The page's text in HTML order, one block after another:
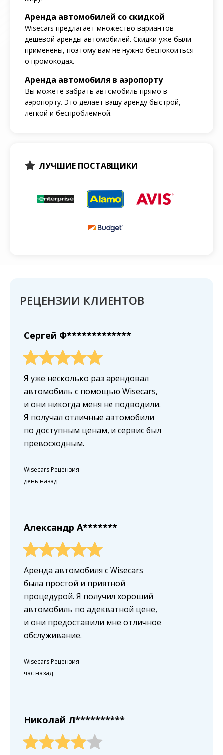
Аренда автомобилей со скидкой
Wisecars предлагает множество вариантов
дешёвой аренды автомобилей. Скидки уже были
применены, поэтому вам не нужно беспокоиться
о промокодах.
Аренда автомобиля в аэропорту
Вы можете забрать автомобиль прямо в
аэропорту. Это делает вашу аренду быстрой,
лёгкой и беспроблемной.
ЛУЧШИЕ ПОСТАВЩИКИ
РЕЦЕНЗИИ КЛИЕНТОВ
Сергей Ф*************
Я уже несколько раз арендовал
автомобиль с помощью Wisecars,
и они никогда меня не подводили.
Я получал отличные автомобили
по доступным ценам, и сервис был
превосходным.
Wisecars Рецензия -
день назад
Александр A*******
Аренда автомобиля с Wisecars
была простой и приятной
процедурой. Я получил хороший
автомобиль по адекватной цене,
и они предоставили мне отличное
обслуживание.
Wisecars Рецензия -
час назад
Николай Л**********